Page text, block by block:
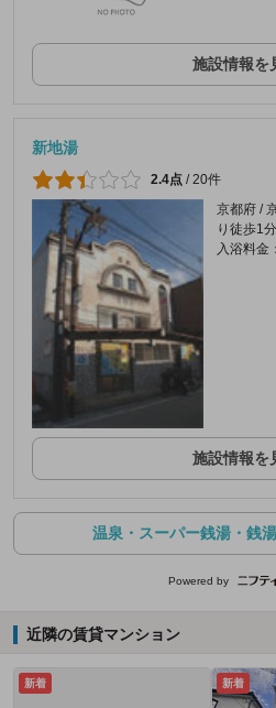
施設情報を
新地湯
2.4点 /20件
京都府 /
り徒歩1分
入浴料金
施設情報を
温泉・スーパー銭湯・銭
Powered by
近隣の賃貸マンション
新着 新着